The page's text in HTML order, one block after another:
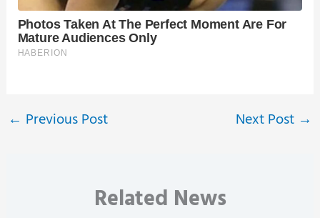
← Previous Post Next Post →
Related News